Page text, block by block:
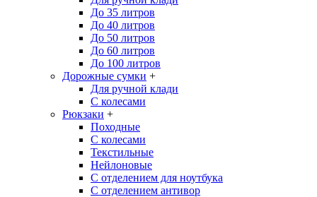
До 35 литров
До 40 литров
До 50 литров
До 60 литров
До 100 литров
Дорожные сумки +
Для ручной клади
С колесами
Рюкзаки +
Походные
С колесами
Текстильные
Нейлоновые
С отделением для ноутбука
С отделением антивор